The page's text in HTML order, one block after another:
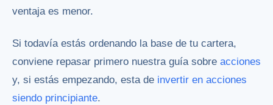
ventaja es menor.
Si todavía estás ordenando la base de tu cartera,
conviene repasar primero nuestra guía sobre acciones
y, si estás empezando, esta de invertir en acciones
siendo principiante.